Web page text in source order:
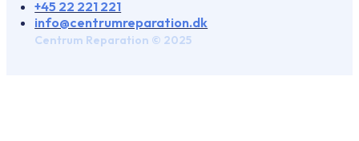
+45 22 221 221
info@centrumreparation.dk
Centrum Reparation © 2025